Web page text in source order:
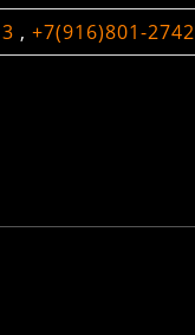
, +7(916)801-2742